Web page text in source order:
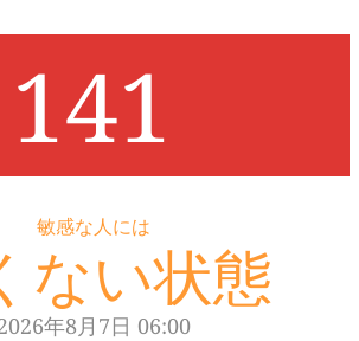
141
敏感な人には
ない状態
年8月7日 06:00